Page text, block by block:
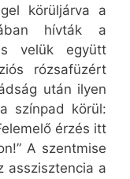
körüljárva a
hívták a
velük együtt
rózsafüzért
után ilyen
színpad körül:
érzés itt
A szentmise
asszisztencia a